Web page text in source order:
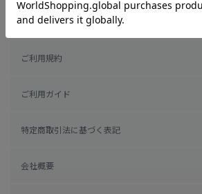
ご利用規約
ご利用ガイド
特定商取引法に基づく表記
会社概要